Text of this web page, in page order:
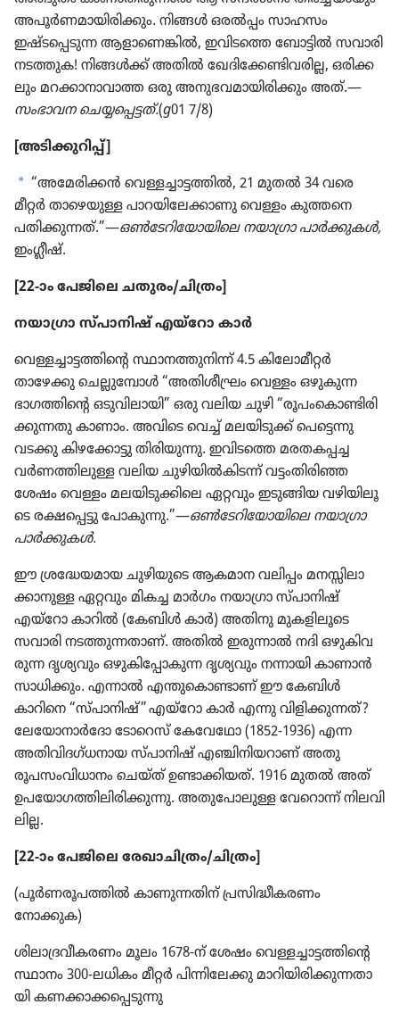
അപൂർണ​മാ​യി​രി​ക്കും. നിങ്ങൾ ഒരൽപ്പം സാഹസം
ഇഷ്ടപ്പെ​ടുന്ന ആളാ​ണെ​ങ്കിൽ, ഇവിടത്തെ ബോട്ടിൽ സവാരി
നടത്തുക! നിങ്ങൾക്ക്‌ അതിൽ ഖേദി​ക്കേ​ണ്ടി​വ​രില്ല, ഒരിക്ക​
ലും മറക്കാ​നാ​വാത്ത ഒരു അനുഭ​വ​മാ​യി​രി​ക്കും അത്‌.—
സംഭാവന ചെയ്യപ്പെട്ടത്‌.(g01 7/8)
[അടിക്കു​റിപ്പ്‌]
a “അമേരി​ക്കൻ വെള്ളച്ചാ​ട്ട​ത്തിൽ, 21 മുതൽ 34 വരെ
മീറ്റർ താഴെ​യുള്ള പാറയി​ലേ​ക്കാ​ണു വെള്ളം കുത്തനെ
പതിക്കു​ന്നത്‌.”—ഒൺടേ​റി​യോ​യി​ലെ നയാഗ്രാ പാർക്കു​കൾ,
ഇംഗ്ലീഷ്‌.
[22-ാം പേജിലെ ചതുരം/ചിത്രം]
നയാഗ്രാ സ്‌പാ​നിഷ്‌ എയ്‌റോ കാർ
വെള്ളച്ചാ​ട്ട​ത്തി​ന്റെ സ്ഥാനത്തു​നിന്ന്‌ 4.5 കിലോ​മീ​റ്റർ
താഴേക്കു ചെല്ലു​മ്പോൾ “അതിശീ​ഘ്രം വെള്ളം ഒഴുകുന്ന
ഭാഗത്തി​ന്റെ ഒടുവി​ലാ​യി” ഒരു വലിയ ചുഴി “രൂപം​കൊ​ണ്ടി​രി​
ക്കു​ന്നതു കാണാം. അവിടെ വെച്ച്‌ മലയി​ടുക്ക്‌ പെട്ടെന്നു
വടക്കു കിഴ​ക്കോ​ട്ടു തിരി​യു​ന്നു. ഇവിടത്തെ മരതകപ്പച്ച
വർണത്തി​ലുള്ള വലിയ ചുഴി​യിൽകി​ടന്ന്‌ വട്ടംതി​രിഞ്ഞ
ശേഷം വെള്ളം മലയി​ടു​ക്കി​ലെ ഏറ്റവും ഇടുങ്ങിയ വഴിയി​ലൂ​
ടെ രക്ഷപ്പെട്ടു പോകു​ന്നു.”—ഒൺടേ​റി​യോ​യി​ലെ നയാഗ്രാ
പാർക്കു​കൾ.
ഈ ശ്രദ്ധേ​യ​മായ ചുഴി​യു​ടെ ആകമാന വലിപ്പം മനസ്സി​ലാ​
ക്കാ​നുള്ള ഏറ്റവും മികച്ച മാർഗം നയാഗ്രാ സ്‌പാ​നിഷ്‌
എയ്‌റോ കാറിൽ (കേബിൾ കാർ) അതിനു മുകളി​ലൂ​ടെ
സവാരി നടത്തു​ന്ന​താണ്‌. അതിൽ ഇരുന്നാൽ നദി ഒഴുകി​വ​
രുന്ന ദൃശ്യ​വും ഒഴുകി​പ്പോ​കുന്ന ദൃശ്യ​വും നന്നായി കാണാൻ
സാധി​ക്കും. എന്നാൽ എന്തു​കൊ​ണ്ടാണ്‌ ഈ കേബിൾ
കാറിനെ “സ്‌പാ​നിഷ്‌” എയ്‌റോ കാർ എന്നു വിളി​ക്കു​ന്നത്‌?
ലേയോ​നാർദോ ടോ​റെസ്‌ കേവേ​ഥോ (1852-1936) എന്ന
അതിവി​ദ​ഗ്‌ധ​നായ സ്‌പാ​നിഷ്‌ എഞ്ചിനി​യ​റാണ്‌ അതു
രൂപസം​വി​ധാ​നം ചെയ്‌ത്‌ ഉണ്ടാക്കി​യത്‌. 1916 മുതൽ അത്‌
ഉപയോ​ഗ​ത്തി​ലി​രി​ക്കു​ന്നു. അതു​പോ​ലുള്ള വേറൊന്ന്‌ നിലവി​
ലില്ല.
[22-ാം പേജിലെ രേഖാ​ചി​ത്രം/ചിത്രം]
(പൂർണ​രൂ​പ​ത്തിൽ കാണു​ന്ന​തിന്‌ പ്രസി​ദ്ധീ​ക​രണം
നോക്കുക)
ശിലാദ്രവീകരണം മൂലം 1678-ന്‌ ശേഷം വെള്ളച്ചാ​ട്ട​ത്തി​ന്റെ
സ്ഥാനം 300-ലധികം മീറ്റർ പിന്നി​ലേക്കു മാറി​യി​രി​ക്കു​ന്ന​താ​
യി കണക്കാ​ക്ക​പ്പെ​ടു​ന്നു